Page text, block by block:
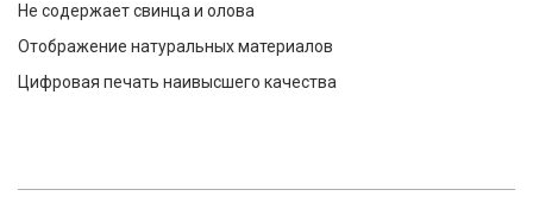
Не содержает свинца и олова
Отображение натуральных материалов
Цифровая печать наивысшего качества